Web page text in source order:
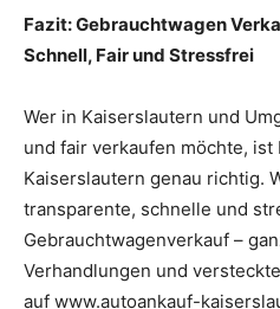
Fazit: Gebrauchtwagen
Schnell, Fair und Stressfrei
Wer in Kaiserslautern und
und fair verkaufen möchte, ist
Kaiserslautern genau richtig.
transparente, schnelle und
Gebrauchtwagenverkauf –
Verhandlungen und
auf www.autoankauf-